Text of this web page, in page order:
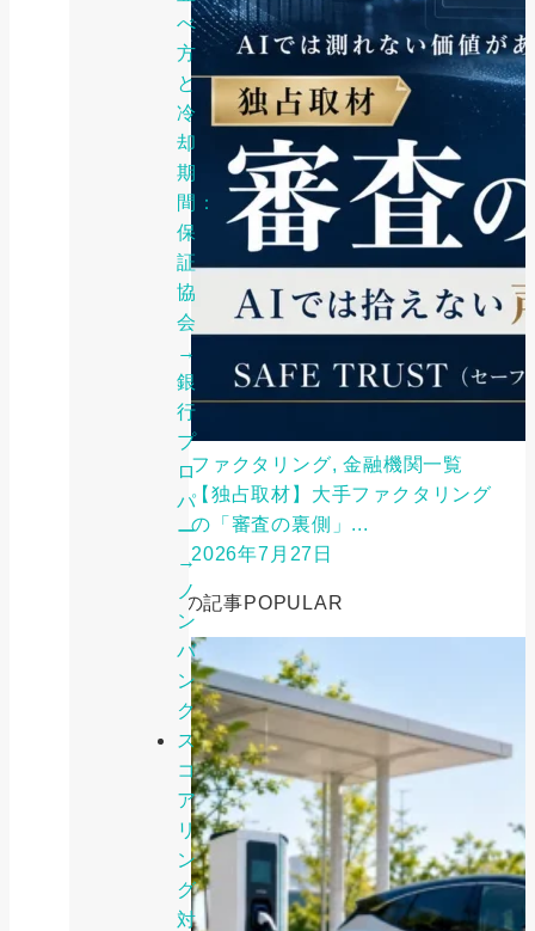
べ
方
と
冷
却
期
間：
保
証
協
会
→
銀
行
プ
ロ
パ
ー
→
ノ
ン
バ
ン
ク
ス
コ
ア
リ
ン
グ
対
ファクタリング, 金融機関一覧
【独占取材】大手ファクタリング
の「審査の裏側」...
2026年7月27日
人気の記事POPULAR